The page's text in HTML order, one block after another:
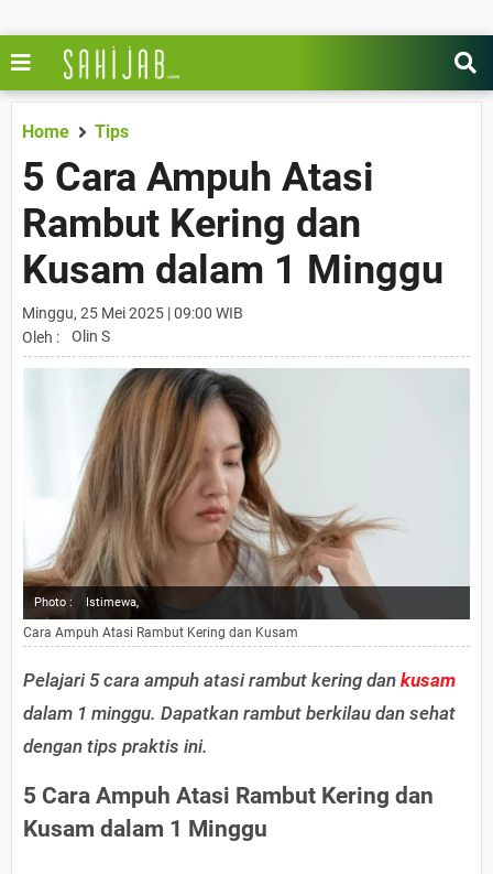
Home Tips
5 Cara Ampuh Atasi
Rambut Kering dan
Kusam dalam 1 Minggu
Minggu, 25 Mei 2025 | 09:00 WIB
Oleh :
Olin S
Photo : Istimewa,
Cara Ampuh Atasi Rambut Kering dan Kusam
Pelajari 5 cara ampuh atasi rambut kering dan kusam
dalam 1 minggu. Dapatkan rambut berkilau dan sehat
dengan tips praktis ini.
5 Cara Ampuh Atasi Rambut Kering dan
Kusam dalam 1 Minggu